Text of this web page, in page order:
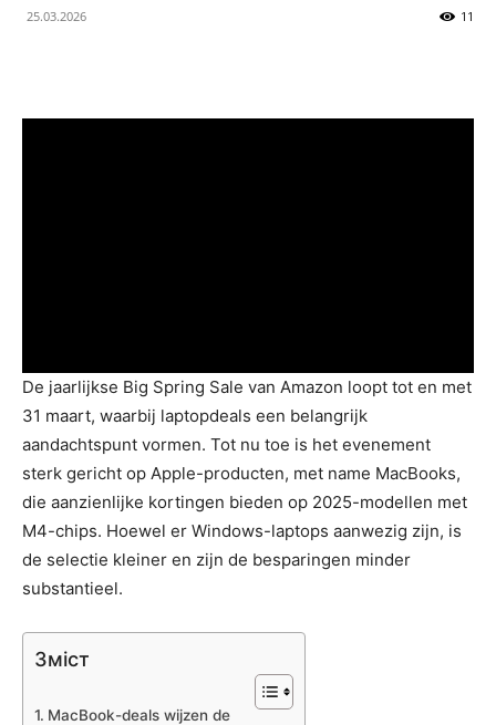
25.03.2026 11
De jaarlijkse Big Spring Sale van Amazon loopt tot en met
31 maart, waarbij laptopdeals een belangrijk
aandachtspunt vormen. Tot nu toe is het evenement
sterk gericht op Apple-producten, met name MacBooks,
die aanzienlijke kortingen bieden op 2025-modellen met
M4-chips. Hoewel er Windows-laptops aanwezig zijn, is
de selectie kleiner en zijn de besparingen minder
substantieel.
Зміст
MacBook-deals wijzen de